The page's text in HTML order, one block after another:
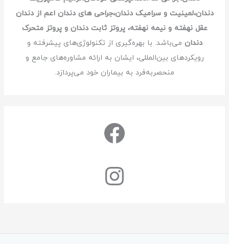
دندان،لمینیت و سرامیک دندان،جراحی های دندان اعم از دندان
عقل نهفته و نیمه نهفته، پروتز ثابت دندان و پروتز متحرک
دندان می‌باشد. با بهره‌گیری از تکنولوژی‌های پیشرفته و
رویکردهای بین‌المللی، ایشان به ارائه مشاوره‌های جامع و
منحصربه‌فرد به بیماران خود می‌پردازد.